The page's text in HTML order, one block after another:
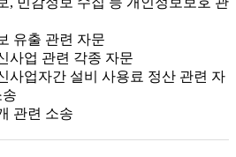
유출 관련 자문
사업 관련 각종 자문
사업자간 설비 사용료 정산 관련 자
관련 소송